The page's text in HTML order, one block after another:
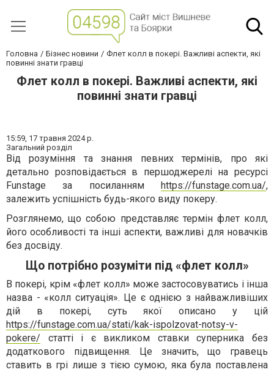
Головна Бізнес новини
Флет колл в покері. Важливі аспекти, які
повинні знати гравці
Флет колл в покері. Важливі аспекти, які
повинні знати гравці
15:59, 17 травня 2024 р.
Загальний розділ
Від розуміння та знання певних термінів, про які
детально розповідається в першоджерелі на ресурсі
Funstage за посиланням https://funstage.com.ua/,
залежить успішність будь-якого виду покеру.
Розглянемо, що собою представляє термін флет колл,
його особливості та інші аспекти, важливі для новачків
без досвіду.
Що потрібно розуміти під «флет колл»
В покері, крім «флет колл» може застосовуватись і інша
назва - «колл ситуація». Це є однією з найважливіших
дій в покері, суть якої описано у цій
https://funstage.com.ua/stati/kak-ispolzovat-notsy-v-
pokere/ статті і є викликом ставки суперника без
додаткового підвищення. Це значить, що гравець
ставить в грі лише з тією сумою, яка була поставлена